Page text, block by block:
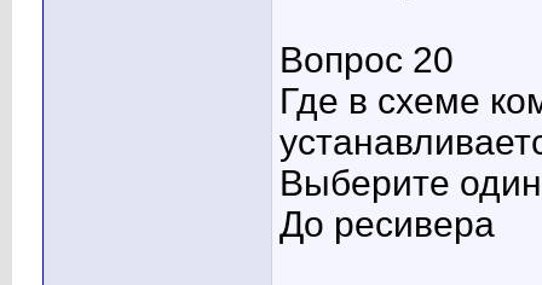
Вопрос 20
Где в схеме
Выберите
До ресивера